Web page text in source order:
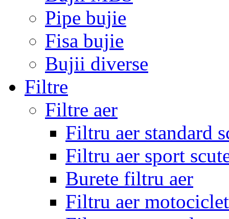
Pipe bujie
Fisa bujie
Bujii diverse
Filtre
Filtre aer
Filtru aer standard
Filtru aer sport
Burete filtru aer
Filtru aer